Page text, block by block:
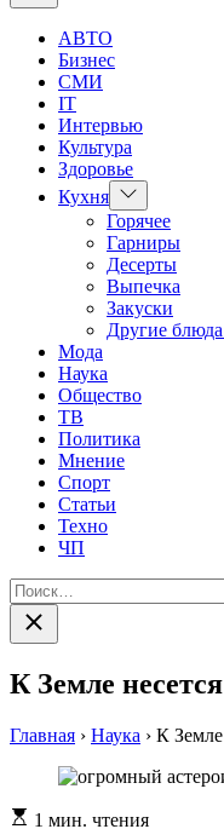
АВТО
Бизнес
СМИ
IT
Интервью
Культура
Здоровье
Кухня Показать
подменю
Горячее
Гарниры
Десерты
Выпечка
Закуски
Другие
Мода
Наука
Общество
ТВ
Политика
Мнение
Спорт
Статьи
Техно
ЧП
Найти:
Закрыть
поиск
К Земле
Главная › Наука › К
Расчетное
1 мин. чтения